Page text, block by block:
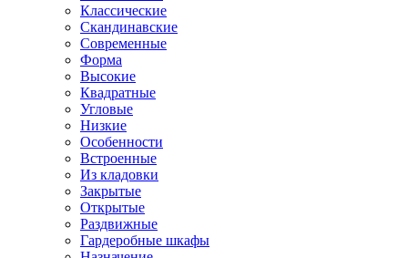
Классические
Скандинавские
Современные
Форма
Высокие
Квадратные
Угловые
Низкие
Особенности
Встроенные
Из кладовки
Закрытые
Открытые
Раздвижные
Гардеробные шкафы